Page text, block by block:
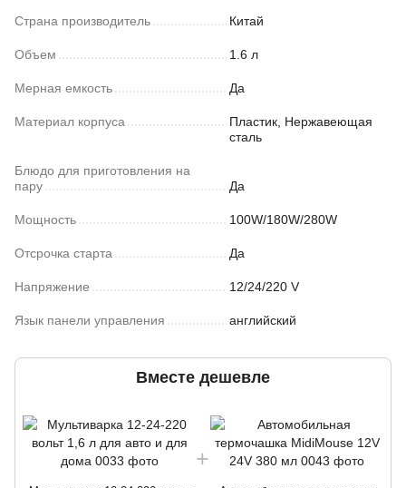
Страна производитель Китай
Объем 1.6 л
Мерная емкость Да
Материал корпуса
Пластик, Нержавеющая
сталь
Блюдо для приготовления на
пару
Да
Мощность 100W/180W/280W
Отсрочка старта Да
Напряжение 12/24/220 V
Язык панели управления английский
Вместе дешевле